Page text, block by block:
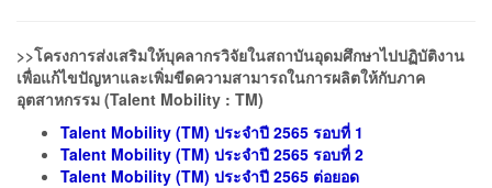
>>โครงการส่งเสริมให้บุคลากรวิจัยในสถาบันอุดมศึกษาไปปฏิบัติงาน
เพื่อแก้ไขปัญหาและเพิ่มขีดความสามารถในการผลิตให้กับภาค
อุตสาหกรรม (Talent Mobility : TM)
Talent Mobility (TM) ประจำปี 2565 รอบที่ 1
Talent Mobility (TM) ประจำปี 2565 รอบที่ 2
Talent Mobility (TM) ประจำปี 2565 ต่อยอด